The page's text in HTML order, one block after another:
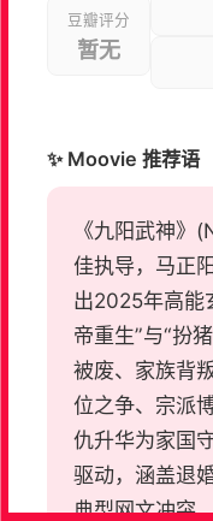
豆瓣评分
暂无
✨ Moovie 推荐语
《九阳武神
佳执导，马正
出2025年高能
帝重生”与“扮
被废、家族背
位之争、宗派
仇升华为家国
驱动，涵盖退
典型网文冲突